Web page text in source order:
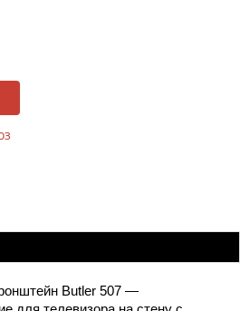
Butler 507 —